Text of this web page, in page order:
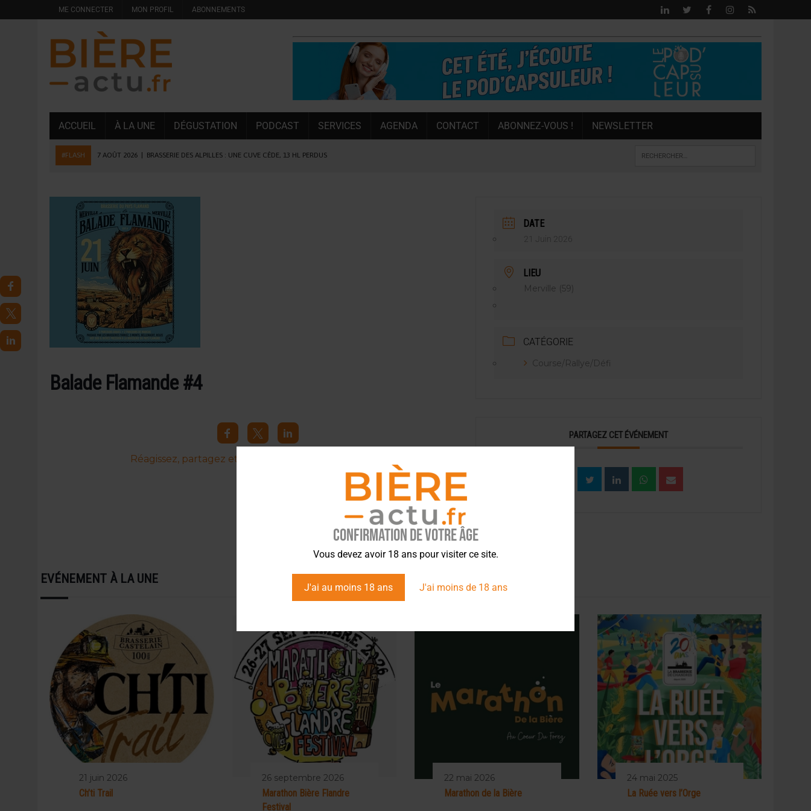
Confirmation de votre âge
Vous devez avoir 18 ans pour visiter ce site.
J'ai au moins 18 ans J'ai moins de 18 ans
ME CONNECTER MON PROFIL ABONNEMENTS
ACCUEIL À LA UNE DÉGUSTATION PODCAST SERVICES AGENDA CONTACT ABONNEZ-VOUS ! NEWSLETTER
#FLASH 7 AOÛT 2026 BRASSERIE DES ALPILLES : UNE CUVE CÈDE, 13 HL PERDUS
6 AOÛT 2026 | SAVERNE : LA FÊTE DE LA BIÈRE SOUFFLE SA 15E BOUGIE
5 AOÛT 2026 | HEINEKEN A SUPPRIMÉ 3 000 POSTES AU PREMIER SEMESTRE
5 AOÛT 2026 ISÈRE : LA BRASSERIE DU DAUPHINÉ AUGMENTE SA CAPACITÉ DE 50 %
4 AOÛT 2026 DESPERADOS AVENIDA : 3 INNOVATIONS LATINES DE L’ÉTÉ
4 AOÛT 2026 LA GÉNÉRATION Z ET LA MODÉRATION RÉINVENTENT LE MARCHÉ [ÉTUDE]
7 AOÛT 2026 | LES EXPORTATIONS DE L’UE CHUTENT DE 11 % EN 2025
Balade Flamande #4
Réagissez, partagez et commentez l’info brassicole.
DATE
21 Juin 2026
LIEU
Merville (59)
CATÉGORIE
Course/Rallye/Défi
PARTAGEZ CET ÉVÉNEMENT
EVÉNEMENT À LA UNE
21 juin 2026
Ch’ti Trail
26 septembre 2026
Marathon Bière Flandre
Festival
22 mai 2026
Marathon de la Bière
24 mai 2025
La Ruée vers l’Orge